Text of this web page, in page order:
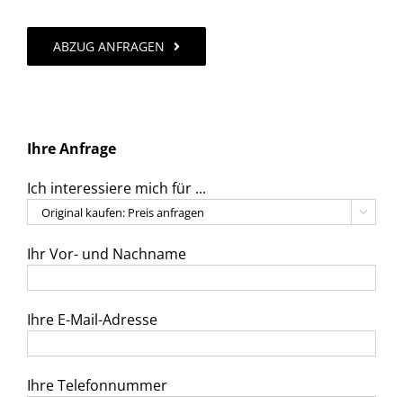
ABZUG ANFRAGEN
Ihre Anfrage
Ich interessiere mich für ...

Ihr Vor- und Nachname
Ihre E-Mail-Adresse
Ihre Telefonnummer